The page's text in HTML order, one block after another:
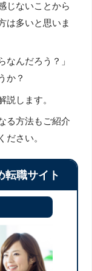
じないことから
は多いと思いま
なんだろう？」
か？
説します。
る方法もご紹介
ださい。
転職サイト